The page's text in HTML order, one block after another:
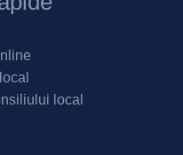
local